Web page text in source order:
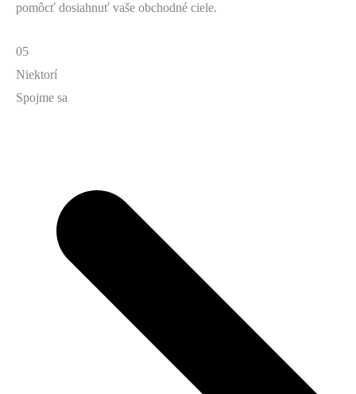
pomôcť dosiahnuť vaše obchodné ciele.
05
Niektorí
Spojme sa